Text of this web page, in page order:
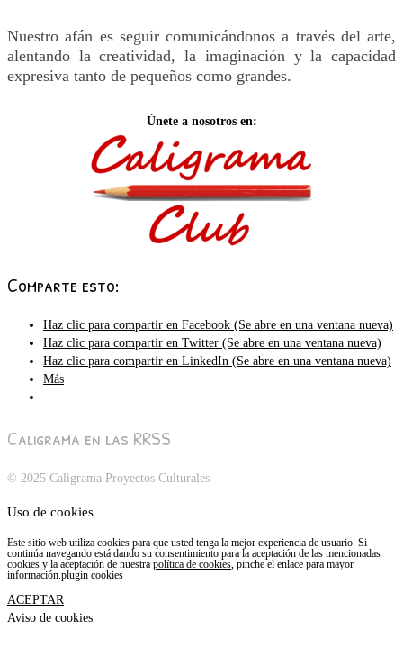
Nuestro afán es seguir comunicándonos a través del arte,
alentando la creatividad, la imaginación y la capacidad
expresiva tanto de pequeños como grandes.
Únete a nosotros en:
Comparte esto:
Haz clic para compartir en Facebook (Se abre en una ventana nueva)
Haz clic para compartir en Twitter (Se abre en una ventana nueva)
Haz clic para compartir en LinkedIn (Se abre en una ventana nueva)
Más
Caligrama en las RRSS
© 2025 Caligrama Proyectos Culturales
Uso de cookies
Este sitio web utiliza cookies para que usted tenga la mejor experiencia de usuario. Si
continúa navegando está dando su consentimiento para la aceptación de las mencionadas
cookies y la aceptación de nuestra política de cookies, pinche el enlace para mayor
información.plugin cookies
ACEPTAR
Aviso de cookies